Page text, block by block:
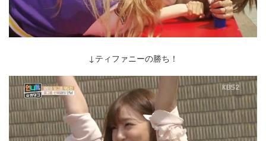
↓ティファニーの勝ち！